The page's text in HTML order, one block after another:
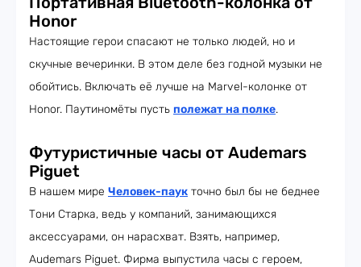
Honor
Настоящие герои спасают не только людей, но и
скучные вечеринки. В этом деле без годной музыки не
обойтись. Включать её лучше на Marvel-колонке от
Honor. Паутиномёты пусть полежат на полке.
Футуристичные часы от Audemars
Piguet
В нашем мире Человек-паук точно был бы не беднее
Тони Старка, ведь у компаний, занимающихся
аксессуарами, он нарасхват. Взять, например,
Audemars Piguet. Фирма выпустила часы с героем,